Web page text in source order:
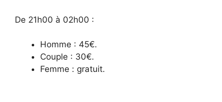
De 21h00 à 02h00 :
Homme : 45€.
Couple : 30€.
Femme : gratuit.